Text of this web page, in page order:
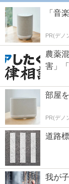
「音
PR(デノ
農薬
害」
部屋
PR(デノ
道路
我が